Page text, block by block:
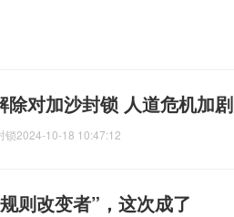
除对加沙封锁 人道危机加剧
锁2024-10-18 10:47:12
则改变者”，这次成了